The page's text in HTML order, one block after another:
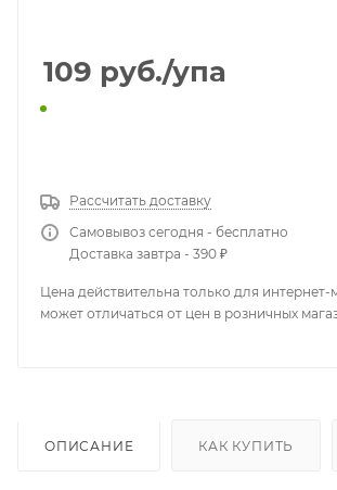
109 руб./упа
Рассчитать доставку
Самовывоз сегодня - бесплатно
Доставка завтра - 390 ₽
Цена действительна только для интернет-
может отличаться от цен в розничных
ОПИСАНИЕ КАК КУПИТЬ